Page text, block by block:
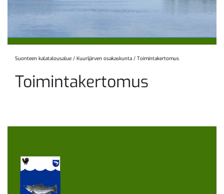
Suonteen kalatalousalue / Kuurijärven osakaskunta / Toimintakertomus
Toimintakertomus